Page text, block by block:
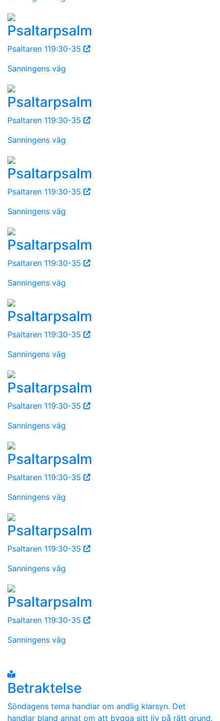
Psaltarpsalm
Psaltaren 119:30-35
Sanningens väg
Psaltarpsalm
Psaltaren 119:30-35
Sanningens väg
Psaltarpsalm
Psaltaren 119:30-35
Sanningens väg
Psaltarpsalm
Psaltaren 119:30-35
Sanningens väg
Psaltarpsalm
Psaltaren 119:30-35
Sanningens väg
Psaltarpsalm
Psaltaren 119:30-35
Sanningens väg
Psaltarpsalm
Psaltaren 119:30-35
Sanningens väg
Psaltarpsalm
Psaltaren 119:30-35
Sanningens väg
Psaltarpsalm
Psaltaren 119:30-35
Sanningens väg
Betraktelse
Söndagens tema handlar om andlig klarsyn. Det
handlar bland annat om att bygga sitt liv på rätt grund.